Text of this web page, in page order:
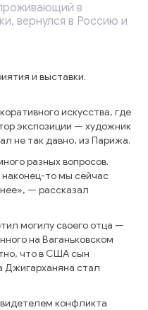
в
вернулся в Россию и
и выставки.
искусства, где
экспозиции — художник
не так давно, из Парижа.
разных вопросов.
то мы сейчас
— рассказал
могилу своего отца —
на Ваганьковском
что в США сын
Джигарханяна стал
конфликта